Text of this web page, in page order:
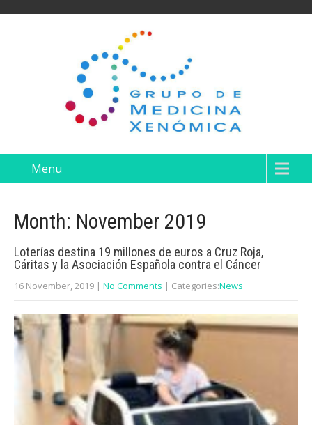
Menu
Month: November 2019
Loterías destina 19 millones de euros a Cruz Roja,
Cáritas y la Asociación Española contra el Cáncer
16 November, 2019 | No Comments | Categories:News